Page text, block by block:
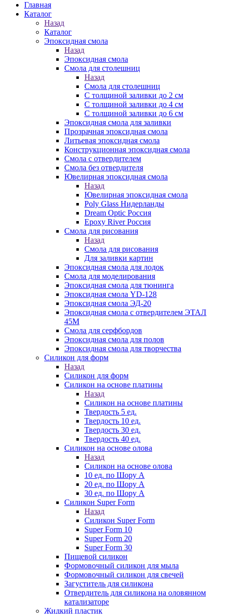
Главная
Каталог
Назад
Каталог
Эпоксидная смола
Назад
Эпоксидная смола
Смола для столешниц
Назад
Смола для столешниц
С толщиной заливки до 2 см
С толщиной заливки до 4 см
С толщиной заливки до 6 см
Эпоксидная смола для заливки
Прозрачная эпоксидная смола
Литьевая эпоксидная смола
Конструкционная эпоксидная смола
Смола с отвердителем
Смола без отвердителя
Ювелирная эпоксидная смола
Назад
Ювелирная эпоксидная смола
Poly Glass Нидерланды
Dream Optic Россия
Epoxy River Россия
Смола для рисования
Назад
Смола для рисования
Для заливки картин
Эпоксидная смола для лодок
Смола для моделирования
Эпоксидная смола для тюнинга
Эпоксидная смола YD-128
Эпоксидная смола ЭД-20
Эпоксидная смола с отвердителем ЭТАЛ
45М
Смола для серфбордов
Эпоксидная смола для полов
Эпоксидная смола для творчества
Силикон для форм
Назад
Силикон для форм
Силикон на основе платины
Назад
Силикон на основе платины
Твердость 5 ед.
Твердость 10 ед.
Твердость 30 ед.
Твердость 40 ед.
Силикон на основе олова
Назад
Силикон на основе олова
10 ед. по Шору А
20 ед. по Шору А
30 ед. по Шору А
Силикон Super Form
Назад
Силикон Super Form
Super Form 10
Super Form 20
Super Form 30
Пищевой силикон
Формовочный силикон для мыла
Формовочный силикон для свечей
Загуститель для силикона
Отвердитель для силикона на оловянном
катализаторе
Жидкий пластик